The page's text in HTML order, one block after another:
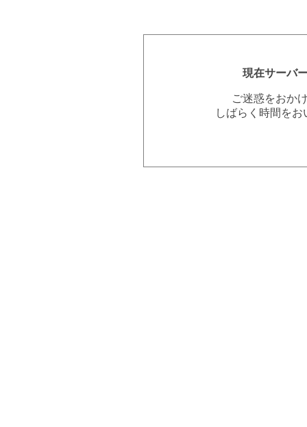
現在サーバ
ご迷惑をおか
しばらく時間を